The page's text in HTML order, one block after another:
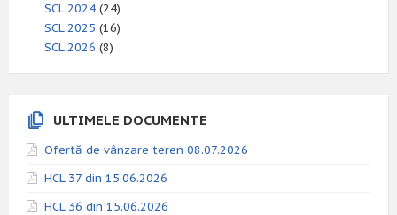
SCL 2024 (24)
SCL 2025 (16)
SCL 2026 (8)
ULTIMELE DOCUMENTE
Ofertă de vânzare teren 08.07.2026
HCL 37 din 15.06.2026
HCL 36 din 15.06.2026